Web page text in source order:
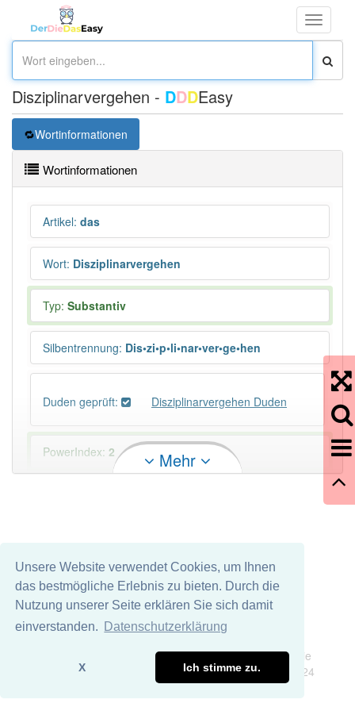
Unsere Website verwendet Cookies, um Ihnen
das bestmögliche Erlebnis zu bieten. Durch die
Nutzung unserer Seite erklären Sie sich damit
einverstanden.
Datenschutzerklärung
X Ich stimme zu.
Toggle
Disziplinarvergehen - DDDEasy
Wortinformationen
Wortinformationen
Artikel: das
Wort: Disziplinarvergehen
Typ: Substantiv
Silbentrennung: Dis•zi•p•li•nar•ver•ge•hen
Duden geprüft: Disziplinarvergehen Duden
PowerIndex: 2
Wörter mit Endung -disziplinarvergehen aber mit
einem anderen Artikeldas: 0
83% unserer Spielapp-Nutzer haben den Artikel
Mehr
Wir übernehmen keine Garantie und keine Haftung für die
Richtigkeit und Vollständigkeit dieser Seite. DDDEasy 2024